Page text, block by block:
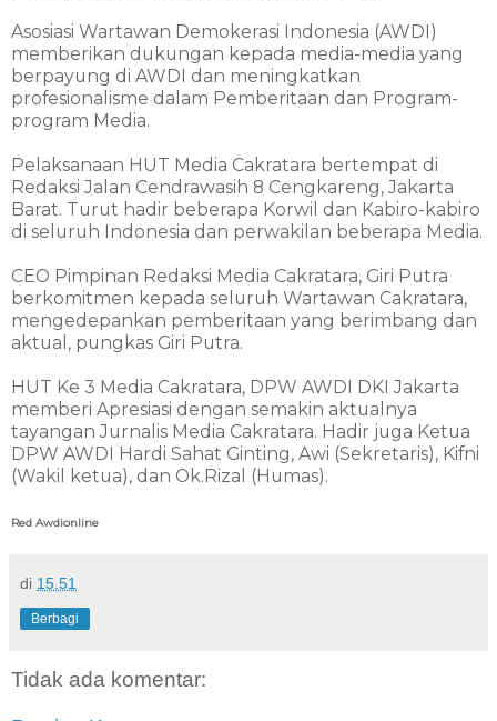
Asosiasi Wartawan Demokerasi Indonesia (AWDI)
memberikan dukungan kepada media-media yang
berpayung di AWDI dan meningkatkan
profesionalisme dalam Pemberitaan dan Program-
program Media.
Pelaksanaan HUT Media Cakratara bertempat di
Redaksi Jalan Cendrawasih 8 Cengkareng, Jakarta
Barat. Turut hadir beberapa Korwil dan Kabiro-kabiro
di seluruh Indonesia dan perwakilan beberapa Media.
CEO Pimpinan Redaksi Media Cakratara, Giri Putra
berkomitmen kepada seluruh Wartawan Cakratara,
mengedepankan pemberitaan yang berimbang dan
aktual, pungkas Giri Putra.
HUT Ke 3 Media Cakratara, DPW AWDI DKI Jakarta
memberi Apresiasi dengan semakin aktualnya
tayangan Jurnalis Media Cakratara. Hadir juga Ketua
DPW AWDI Hardi Sahat Ginting, Awi (Sekretaris), Kifni
(Wakil ketua), dan Ok.Rizal (Humas).
Red Awdionline
di 15.51
Berbagi
Tidak ada komentar: